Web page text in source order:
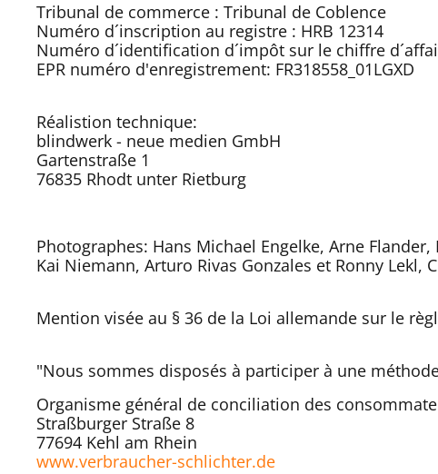
Tribunal de commerce : Tribunal de Coblence
Numéro d´inscription au registre : HRB 12314
Numéro d´identification d´impôt sur le chiffre
EPR numéro d'enregistrement: FR318558_01LGXD
Réalistion technique:
blindwerk - neue medien GmbH
Gartenstraße 1
76835 Rhodt unter Rietburg
Photographes: Hans Michael Engelke, Arne
Kai Niemann, Arturo Rivas Gonzales et Ronny
Mention visée au § 36 de la Loi allemande sur le
"Nous sommes disposés à participer à une
Organisme général de conciliation des
Straßburger Straße 8
77694 Kehl am Rhein
www.verbraucher-schlichter.de